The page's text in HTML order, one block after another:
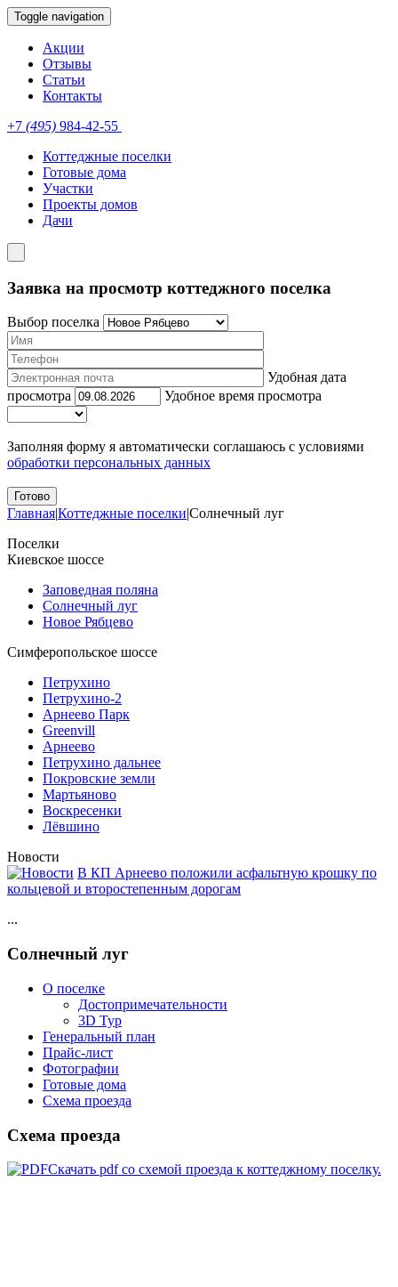
Toggle navigation
Акции
Отзывы
Статьи
Контакты
+7 (495) 984-42-55
Коттеджные поселки
Готовые дома
Участки
Проекты домов
Дачи
Заявка на просмотр коттеджного поселка
Выбор поселка
Удобная дата
просмотра
Удобное время просмотра
Заполняя форму я автоматически соглашаюсь с условиями
обработки персональных данных
Главная|Коттеджные поселки|Солнечный луг
Поселки
Киевское шоссе
Заповедная поляна
Солнечный луг
Новое Рябцево
Симферопольское шоссе
Петрухино
Петрухино-2
Арнеево Парк
Greenvill
Арнеево
Петрухино дальнее
Покровские земли
Мартьяново
Воскресенки
Лёвшино
Новости
В КП Арнеево положили асфальтную крошку по
кольцевой и второстепенным дорогам
...
Солнечный луг
О поселке
Достопримечательности
3D Тур
Генеральный план
Прайс-лист
Фотографии
Готовые дома
Схема проезда
Схема проезда
Скачать pdf со схемой проезда к коттеджному поселку.